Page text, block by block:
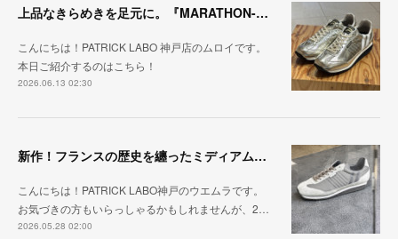
上品なきらめきを足元に。『MARATHON-HAKU』
こんにちは！PATRICK LABO 神戸店のムロイです。
本日ご紹介するのはこちら！
2026.06.13 02:30
新作！フランスの歴史を纏ったミディアムグレー「MARATHON_CASTLE」
こんにちは！PATRICK LABO神戸のウエムラです。
お気づきの方もいらっしゃるかもしれませんが、2…
2026.05.28 02:00